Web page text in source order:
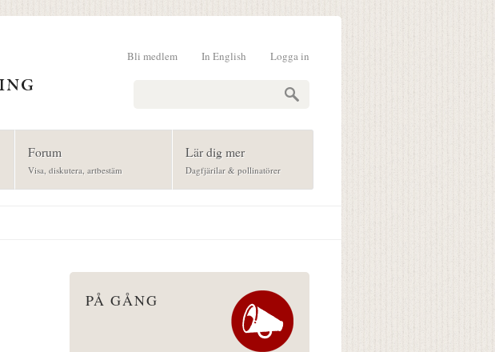
Logga in
In English
Bli medlem
Forum
Visa, diskutera, artbestäm
Lär dig mer
Dagfjärilar & pollinatörer
PÅ GÅNG